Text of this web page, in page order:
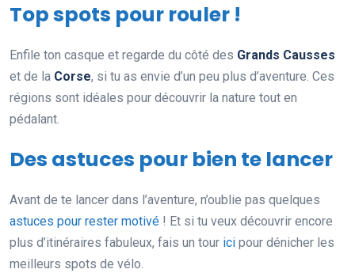
Top spots pour rouler !
Enfile ton casque et regarde du côté des Grands Causses
et de la Corse, si tu as envie d’un peu plus d’aventure. Ces
régions sont idéales pour découvrir la nature tout en
pédalant.
Des astuces pour bien te lancer
Avant de te lancer dans l’aventure, n’oublie pas quelques
astuces pour rester motivé ! Et si tu veux découvrir encore
plus d’itinéraires fabuleux, fais un tour ici pour dénicher les
meilleurs spots de vélo.